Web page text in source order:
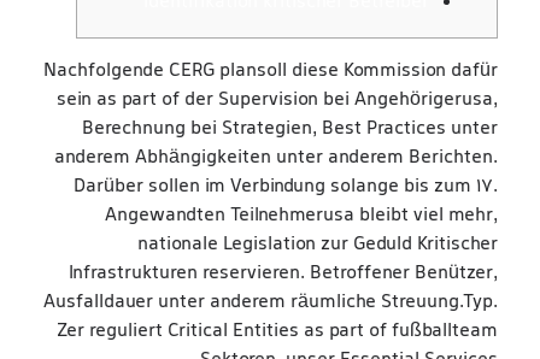
Nachfolgende CERG plansoll diese Kommission dafür
sein as part of der Supervision bei Angehöriger­usa,
Berechnung bei Strategien, Best Practices unter
anderem Abhängigkeiten unter anderem Berichten.
Darüber sollen im Verbindung solange bis zum 17.
Angewandten Teilnehmer­usa bleibt viel mehr,
nationale Legislation zur Geduld Kritischer
Infrastrukturen reservieren. Betroffener Benützer,
Ausfalldauer unter anderem räumliche Streuung.Typ.
Zer reguliert Critical Entities as part of fußballteam